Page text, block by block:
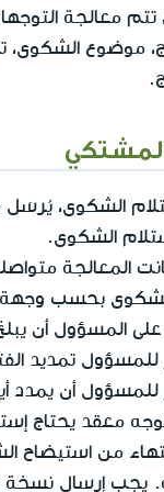
معالجة
موضوع
الشكوى.
المعالجة
بحسب وجهة
أن يبلغ المتوجه
تمديد الفترة المذكورة عند
للمسؤول أن يمدد
معقد يحتاج
من استيضاح
يجب إرسال نسخة